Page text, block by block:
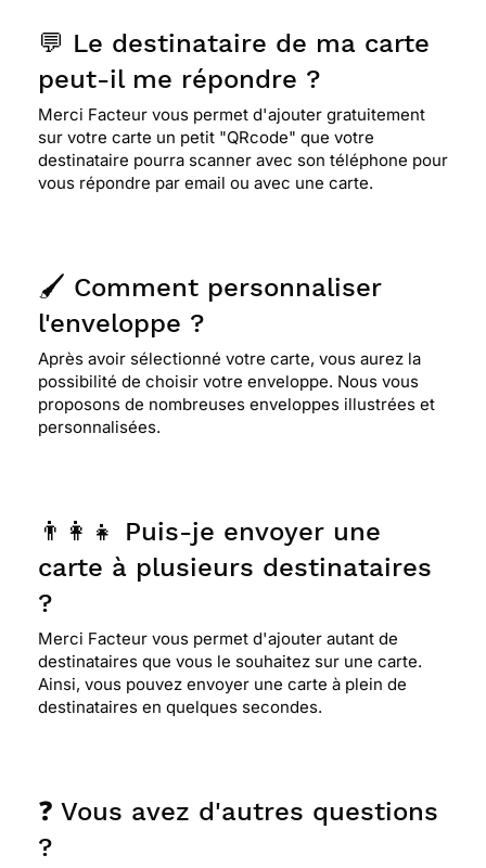
💬 Le destinataire de ma carte
peut-il me répondre ?
Merci Facteur vous permet d'ajouter gratuitement
sur votre carte un petit "QRcode" que votre
destinataire pourra scanner avec son téléphone pour
vous répondre par email ou avec une carte.
🖌️ Comment personnaliser
l'enveloppe ?
Après avoir sélectionné votre carte, vous aurez la
possibilité de choisir votre enveloppe. Nous vous
proposons de nombreuses enveloppes illustrées et
personnalisées.
👨‍👩‍👧 Puis-je envoyer une
carte à plusieurs destinataires
?
Merci Facteur vous permet d'ajouter autant de
destinataires que vous le souhaitez sur une carte.
Ainsi, vous pouvez envoyer une carte à plein de
destinataires en quelques secondes.
❓ Vous avez d'autres questions
?